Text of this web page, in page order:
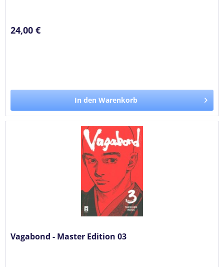
24,00 €
In den Warenkorb
Vagabond - Master Edition 03